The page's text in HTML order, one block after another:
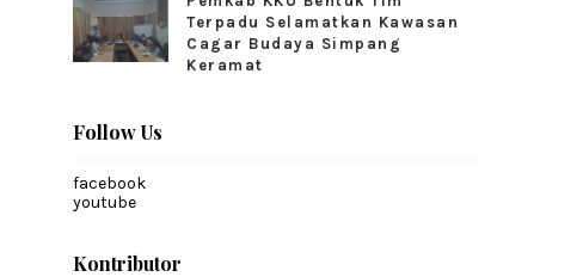
Terpadu Selamatkan Kawasan
Cagar Budaya Simpang
Keramat
Follow Us
facebook
youtube
Kontributor